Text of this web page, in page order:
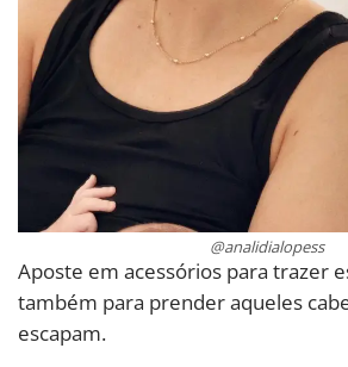
@analidialopess
Aposte em acessórios para trazer
também para prender aqueles
escapam.